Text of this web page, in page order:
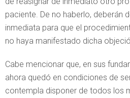
paciente. De no haberlo, deberán
inmediata para que el
no haya manifestado dicha
Cabe mencionar que, en sus
ahora quedó en condiciones de
contempla disponer de todos los